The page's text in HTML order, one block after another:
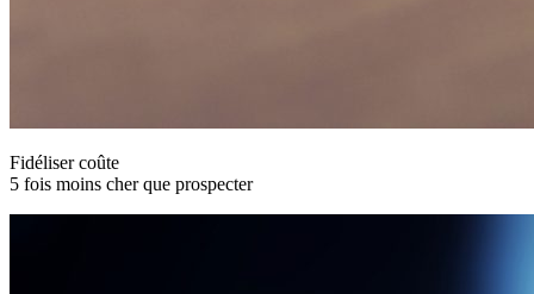
Fidéliser coûte
5 fois moins cher que prospecter